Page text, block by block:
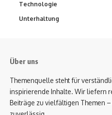
Technologie
Unterhaltung
Über uns
Themenquelle steht für
inspirierende Inhalte. Wir liefern
Beiträge zu vielfältigen Themen